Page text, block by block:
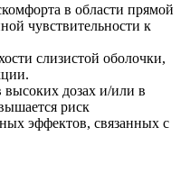
в области прямой
чувствительности к
слизистой оболочки,
дозах и/или в
риск
эффектов, связанных с